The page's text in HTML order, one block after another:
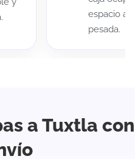
espacio
pesada.
a Tuxtla con